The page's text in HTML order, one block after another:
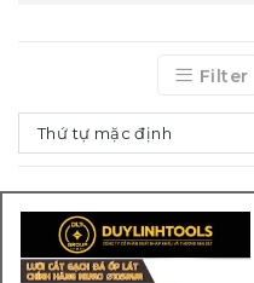
Filter
Thứ tự mặc định